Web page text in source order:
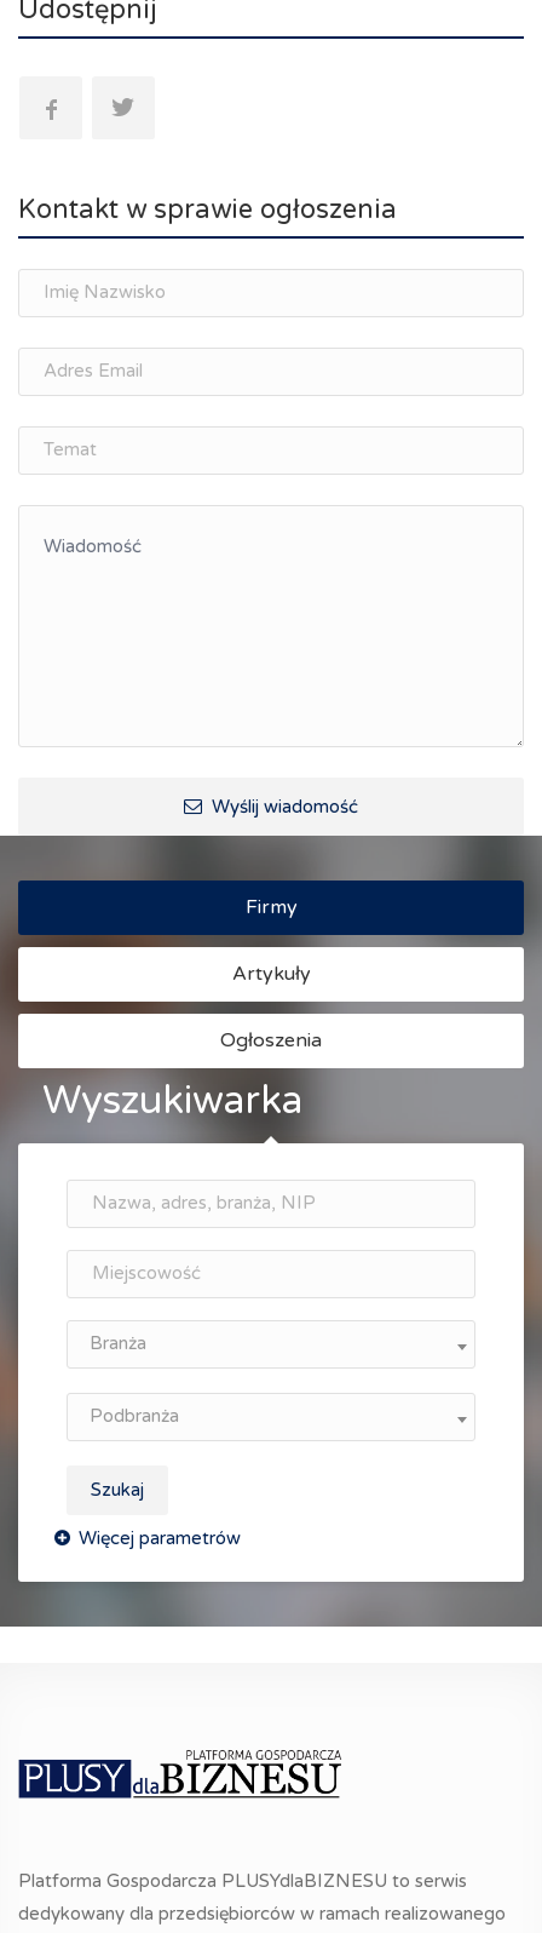
Udostępnij
Kontakt w sprawie ogłoszenia
Wyślij wiadomość
Firmy
Artykuły
Ogłoszenia
Wyszukiwarka
Branża
Podbranża
Szukaj
Platforma Gospodarcza PLUSYdlaBIZNESU to serwis
dedykowany dla przedsiębiorców w ramach realizowanego